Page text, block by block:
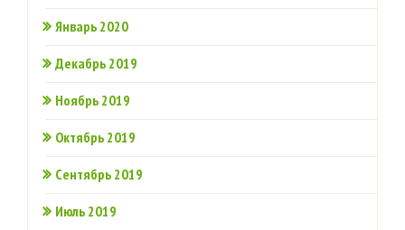
Январь 2020
Декабрь 2019
Ноябрь 2019
Октябрь 2019
Сентябрь 2019
Июль 2019